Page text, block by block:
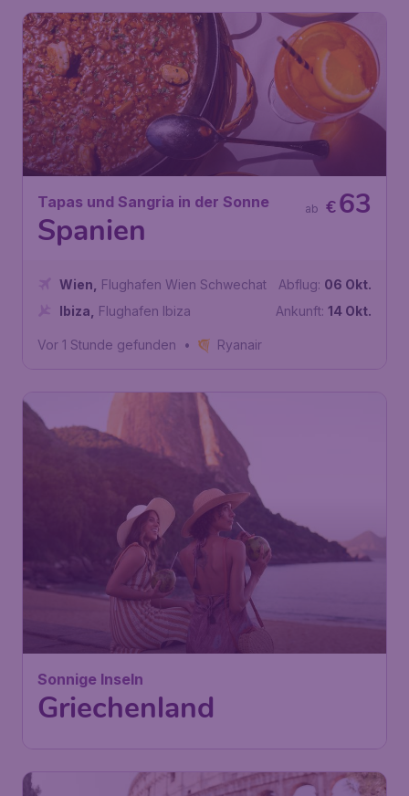
Tapas und Sangria in der Sonne
Spanien
€63
ab
Wien
Flughafen Wien Schwechat
Ibiza
Flughafen Ibiza
Abflug: 06 Okt.
Ankunft: 14 Okt.
Vor 1 Stunde gefunden • Ryanair
Sonnige Inseln
Griechenland